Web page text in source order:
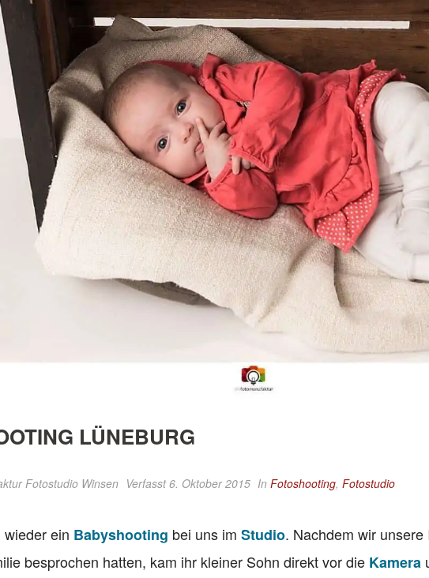
LÜNEBURG
Fotostudio Winsen Verfasst 6. Oktober 2015 In Fotoshooting, Fotostudio
ein Babyshooting bei uns im Studio. Nachdem wir
besprochen hatten, kam ihr kleiner Sohn direkt vor die Kamera